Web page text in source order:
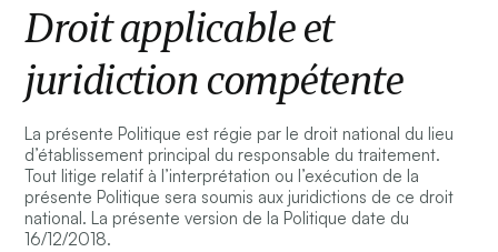
Droit applicable et
juridiction compétente
La présente Politique est régie par le droit national du lieu
d’établissement principal du responsable du traitement.
Tout litige relatif à l’interprétation ou l’exécution de la
présente Politique sera soumis aux juridictions de ce droit
national. La présente version de la Politique date du
16/12/2018.